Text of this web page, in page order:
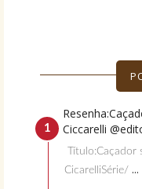
Ciccarelli
Título:Caçador
CicarelliSérie/